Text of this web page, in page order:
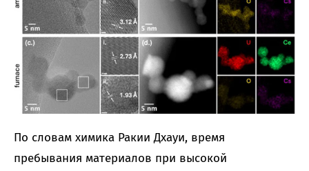
По словам химика Ракии Дхауи, время
пребывания материалов при высокой